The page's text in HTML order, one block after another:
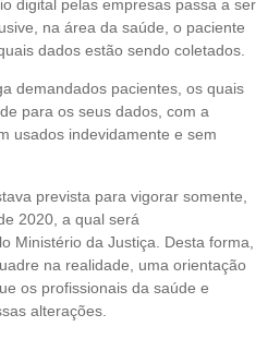
digital pelas empresas passa a ser
na área da saúde, o paciente
dados estão sendo coletados.
demandados pacientes, os quais
para os seus dados, com a
usados indevidamente e sem
prevista para vigorar somente,
2020, a qual será
Ministério da Justiça. Desta forma,
na realidade, uma orientação
os profissionais da saúde e
alterações.